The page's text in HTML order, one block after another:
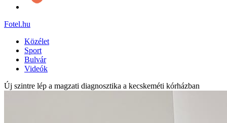
Fotel.hu
Közélet
Sport
Bulvár
Videók
Új szintre lép a magzati diagnosztika a kecskeméti kórházban